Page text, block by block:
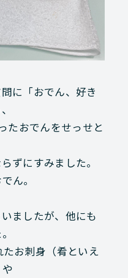
に「おでん、好き
たおでんをせっせと
ずにすみました。
ん。
ましたが、他にも
たお刺身 （肴といえ